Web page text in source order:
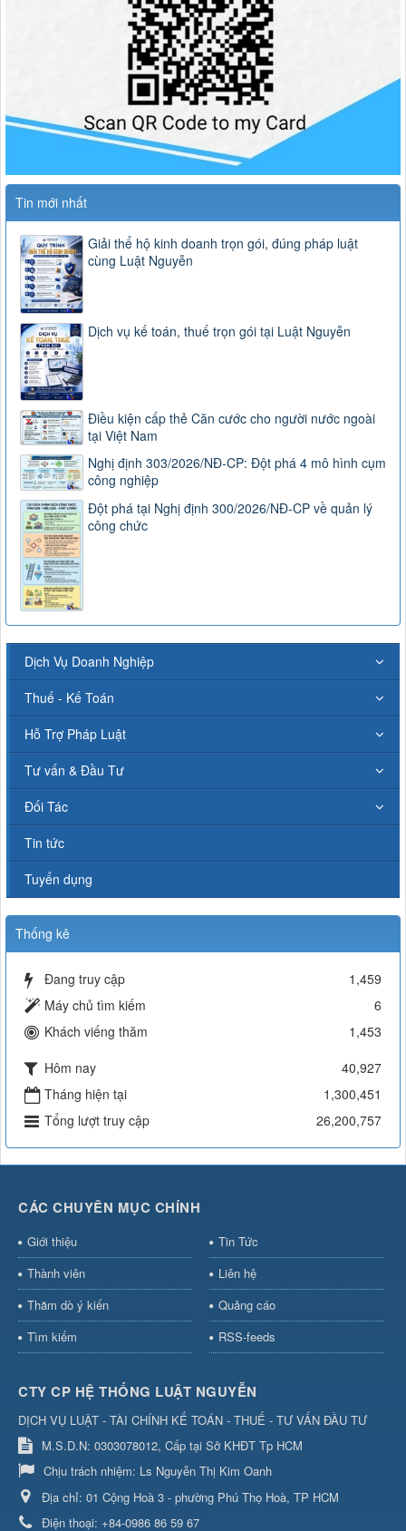
Tin mới nhất
Giải thể hộ kinh doanh trọn gói, đúng pháp luật
cùng Luật Nguyễn
Dịch vụ kế toán, thuế trọn gói tại Luật Nguyễn
Điều kiện cấp thẻ Căn cước cho người nước ngoài
tại Việt Nam
Nghị định 303/2026/NĐ-CP: Đột phá 4 mô hình cụm
công nghiệp
Đột phá tại Nghị định 300/2026/NĐ-CP về quản lý
công chức
Dịch Vụ Doanh Nghiệp
Thuế - Kế Toán
Hỗ Trợ Pháp Luật
Tư vấn & Đầu Tư
Đối Tác
Tin tức
Tuyển dụng
Thống kê
Đang truy cập
1,459
Máy chủ tìm kiếm
6
Khách viếng thăm
1,453
Hôm nay
40,927
Tháng hiện tại
1,300,451
Tổng lượt truy cập
26,200,757
CÁC CHUYÊN MỤC CHÍNH
Giới thiệu
Tin Tức
Thành viên
Liên hệ
Thăm dò ý kiến
Quảng cáo
Tìm kiếm
RSS-feeds
CTY CP HỆ THỐNG LUẬT NGUYỄN
DỊCH VỤ LUẬT - TÀI CHÍNH KẾ TOÁN - THUẾ - TƯ VẤN ĐẦU TƯ
M.S.D.N: 0303078012, Cấp tại Sở KHĐT Tp HCM
Chịu trách nhiệm: Ls Nguyễn Thị Kim Oanh
Địa chỉ: 01 Cộng Hoà 3 - phường Phú Thọ Hoà, TP HCM
Điện thoại: +84-0986 86 59 67